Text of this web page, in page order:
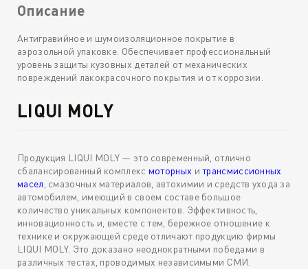
Описание
Антигравийное и шумоизоляционное покрытие в
аэрозольной упаковке. Обеспечивает профессиональный
уровень защиты кузовных деталей от механических
повреждений лакокрасочного покрытия и от коррозии.
LIQUI MOLY
Продукция LIQUI MOLY — это современный, отлично
сбалансированный комплекс моторных итрансмиссионных
масел , смазочных материалов, автохимии и средств ухода за
автомобилем, имеющий в своем составе большое
количество уникальных компонентов. Эффективность,
инновационность и, вместе с тем, бережное отношение к
технике и окружающей среде отличают продукцию фирмы
LIQUI MOLY. Это доказано неоднократными победами в
различных тестах, проводимых независимыми СМИ.